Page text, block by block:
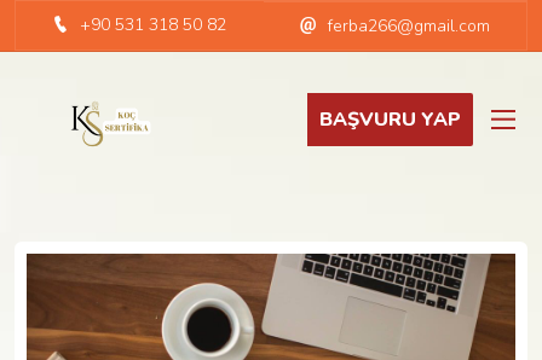
+90 531 318 50 82 ferba266@gmail.com
BAŞVURU YAP